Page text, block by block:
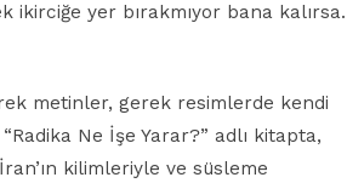
ikirciğe yer bırakmıyor bana kalırsa.
metinler, gerek resimlerde kendi
Ne İşe Yarar?” adlı kitapta,
kilimleriyle ve süsleme